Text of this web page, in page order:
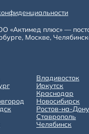
плюс» —
Москве,
Владивосток
Иркутск
Краснодар
Новосибирск
Ростов-на-Дону
Ставрополь
Челябинск